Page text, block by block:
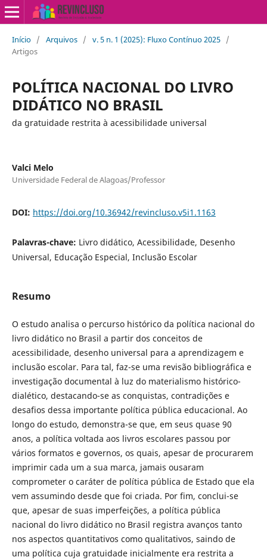
Início / Arquivos / v. 5 n. 1 (2025): Fluxo Contínuo 2025 /
Artigos
POLÍTICA NACIONAL DO LIVRO
DIDÁTICO NO BRASIL
da gratuidade restrita à acessibilidade universal
Valci Melo
Universidade Federal de Alagoas/Professor
DOI: https://doi.org/10.36942/revincluso.v5i1.1163
Palavras-chave: Livro didático, Acessibilidade, Desenho
Universal, Educação Especial, Inclusão Escolar
Resumo
O estudo analisa o percurso histórico da política nacional do
livro didático no Brasil a partir dos conceitos de
acessibilidade, desenho universal para a aprendizagem e
inclusão escolar. Para tal, faz-se uma revisão bibliográfica e
investigação documental à luz do materialismo histórico-
dialético, destacando-se as conquistas, contradições e
desafios dessa importante política pública educacional. Ao
longo do estudo, demonstra-se que, em seus quase 90
anos, a política voltada aos livros escolares passou por
vários formatos e governos, os quais, apesar de procurarem
imprimir cada um a sua marca, jamais ousaram
comprometer o caráter de política pública de Estado que ela
vem assumindo desde que foi criada. Por fim, conclui-se
que, apesar de suas imperfeições, a política pública
nacional do livro didático no Brasil registra avanços tanto
nos aspectos quantitativos como qualitativos, saindo de
uma política cuja gratuidade inicialmente era restrita a